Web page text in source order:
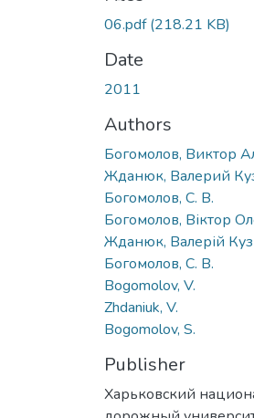
06.pdf(218.21 KB)
Date
2011
Authors
Богомолов, Виктор
Жданюк, Валерий
Богомолов, С. В.
Богомолов, Віктор
Жданюк, Валерій
Богомолов, С. В.
Bogomolov, V.
Zhdaniuk, V.
Bogomolov, S.
Publisher
Харьковский